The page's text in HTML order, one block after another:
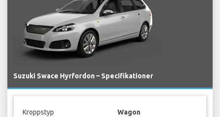
Suzuki Swace Hyrfordon – Specifikationer
Kroppstyp Wagon